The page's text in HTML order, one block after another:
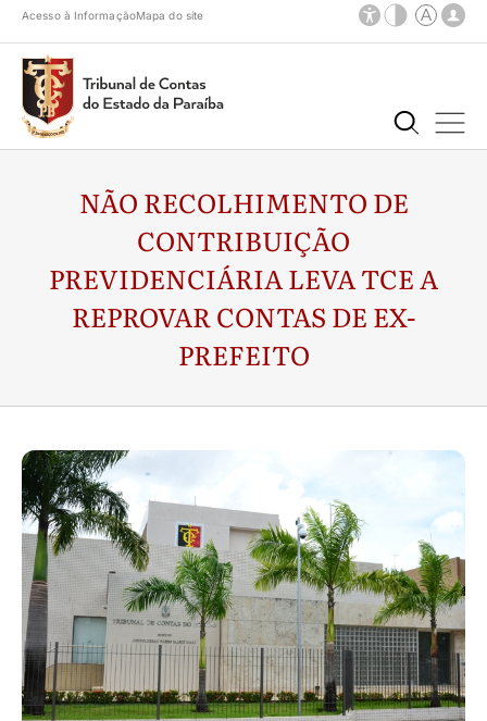
Acesso à InformaçãoMapa do site
NÃO RECOLHIMENTO DE
CONTRIBUIÇÃO
PREVIDENCIÁRIA LEVA TCE A
REPROVAR CONTAS DE EX-
PREFEITO